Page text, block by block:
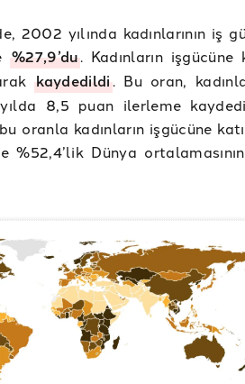
yılında kadınlarının iş
%27,9’du. Kadınların işgücüne
kaydedildi. Bu oran,
8,5 puan ilerleme
oranla kadınların işgücüne
%52,4’lik Dünya